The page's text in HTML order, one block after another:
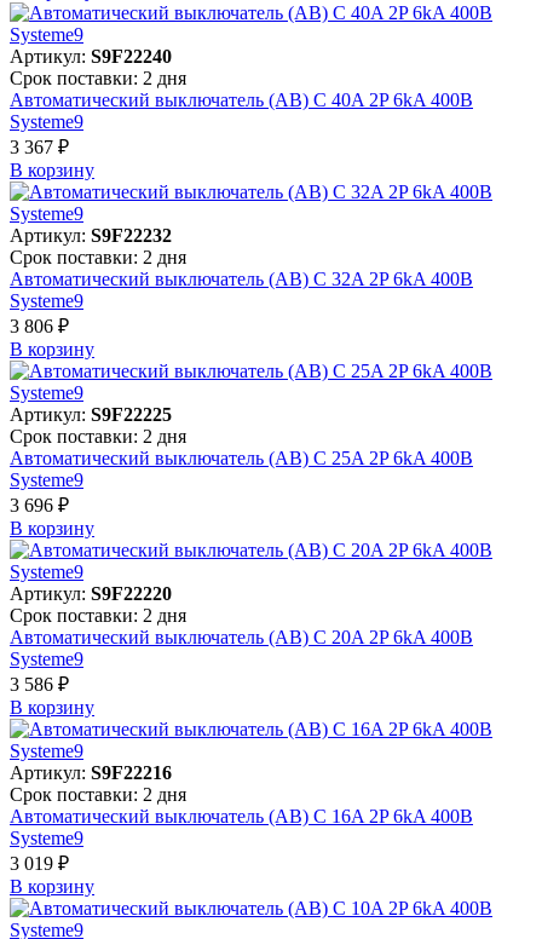
Артикул: S9F22240
Срок поставки: 2 дня
Автоматический выключатель (АВ) C 40A 2P 6kA 400В
Systeme9
3 367 ₽
В корзинy
Артикул: S9F22232
Срок поставки: 2 дня
Автоматический выключатель (АВ) C 32A 2P 6kA 400В
Systeme9
3 806 ₽
В корзинy
Артикул: S9F22225
Срок поставки: 2 дня
Автоматический выключатель (АВ) C 25A 2P 6kA 400В
Systeme9
3 696 ₽
В корзинy
Артикул: S9F22220
Срок поставки: 2 дня
Автоматический выключатель (АВ) C 20A 2P 6kA 400В
Systeme9
3 586 ₽
В корзинy
Артикул: S9F22216
Срок поставки: 2 дня
Автоматический выключатель (АВ) C 16A 2P 6kA 400В
Systeme9
3 019 ₽
В корзинy